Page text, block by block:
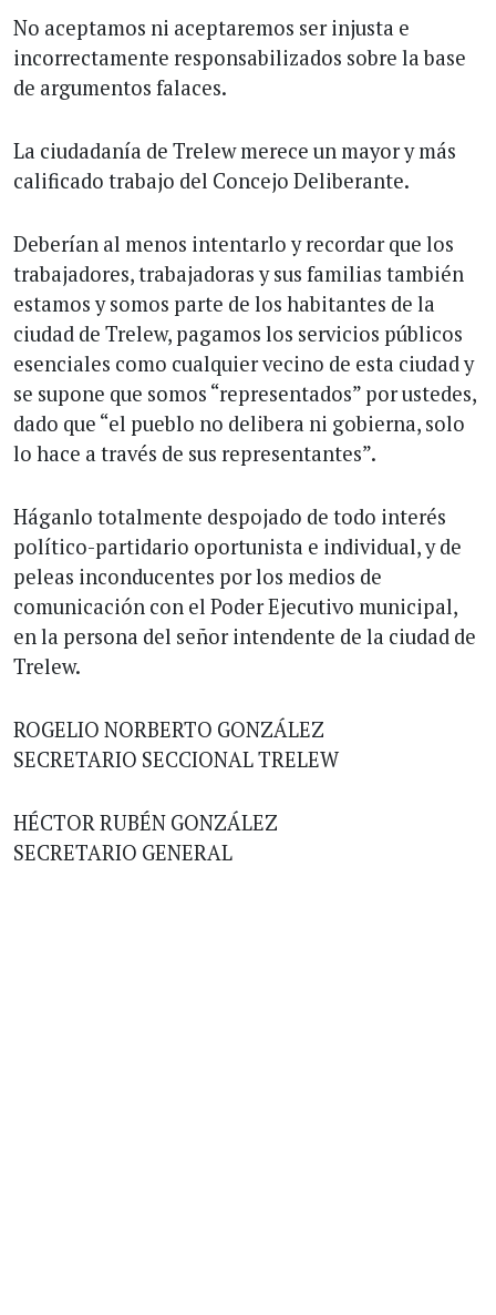
No aceptamos ni aceptaremos ser injusta e
incorrectamente responsabilizados sobre la base
de argumentos falaces.
La ciudadanía de Trelew merece un mayor y más
calificado trabajo del Concejo Deliberante.
Deberían al menos intentarlo y recordar que los
trabajadores, trabajadoras y sus familias también
estamos y somos parte de los habitantes de la
ciudad de Trelew, pagamos los servicios públicos
esenciales como cualquier vecino de esta ciudad y
se supone que somos “representados” por ustedes,
dado que “el pueblo no delibera ni gobierna, solo
lo hace a través de sus representantes”.
Háganlo totalmente despojado de todo interés
político-partidario oportunista e individual, y de
peleas inconducentes por los medios de
comunicación con el Poder Ejecutivo municipal,
en la persona del señor intendente de la ciudad de
Trelew.
ROGELIO NORBERTO GONZÁLEZ
SECRETARIO SECCIONAL TRELEW
HÉCTOR RUBÉN GONZÁLEZ
SECRETARIO GENERAL